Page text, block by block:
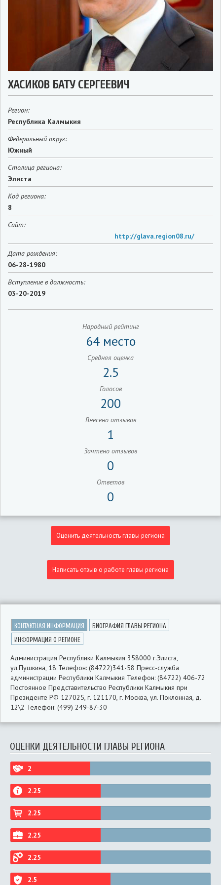
ХАСИКОВ БАТУ СЕРГЕЕВИЧ
Регион:
Республика Калмыкия
Федеральный округ:
Южный
Столица региона:
Элиста
Код региона:
8
Сайт:
http://glava.region08.ru/
Дата рождения:
06-28-1980
Вступление в должность:
03-20-2019
Народный рейтинг
64 место
Средняя оценка
2.5
Голосов
200
Внесено отзывов
1
Зачтено отзывов
0
Ответов
0
Оценить деятельность главы региона
Написать отзыв о работе главы региона
КОНТАКТНАЯ ИНФОРМАЦИЯ
БИОГРАФИЯ ГЛАВЫ РЕГИОНА
ИНФОРМАЦИЯ О РЕГИОНЕ
Администрация Республики Калмыкия 358000 г.Элиста,
ул.Пушкина, 18 Телефон: (84722)341-58 Пресс-служба
администрации Республики Калмыкия Телефон: (84722) 406-72
Постоянное Представительство Республики Калмыкия при
Президенте РФ 127025, г. 121170, г. Москва, ул. Поклонная, д.
12\2 Телефон: (499) 249-87-30
ОЦЕНКИ ДЕЯТЕЛЬНОСТИ ГЛАВЫ РЕГИОНА
2
2.25
2.25
2.25
2.25
2.5